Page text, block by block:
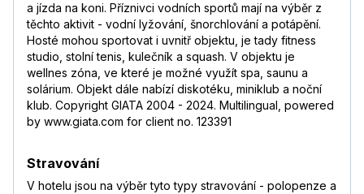
a jízda na koni. Příznivci vodních sportů mají na výběr z
těchto aktivit - vodní lyžování, šnorchlování a potápění.
Hosté mohou sportovat i uvnitř objektu, je tady fitness
studio, stolní tenis, kulečník a squash. V objektu je
wellnes zóna, ve které je možné využít spa, saunu a
solárium. Objekt dále nabízí diskotéku, miniklub a noční
klub. Copyright GIATA 2004 - 2024. Multilingual, powered
by www.giata.com for client no. 123391
Stravování
V hotelu jsou na výběr tyto typy stravování - polopenze a